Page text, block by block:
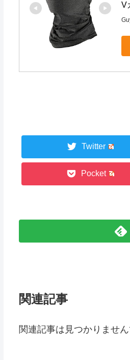
V
Twitter
Pocket
関連記事
関連記事は見つかりません